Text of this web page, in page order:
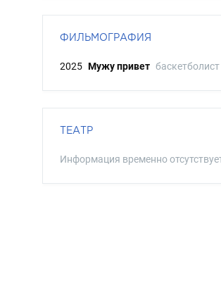
ФИЛЬМОГРАФИЯ
2025 Мужу привет баскетболист
ТЕАТР
Информация временно